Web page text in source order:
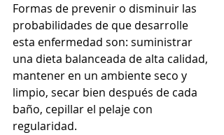
Formas de prevenir o disminuir las
probabilidades de que desarrolle
esta enfermedad son: suministrar
una dieta balanceada de alta calidad,
mantener en un ambiente seco y
limpio, secar bien después de cada
baño, cepillar el pelaje con
regularidad.